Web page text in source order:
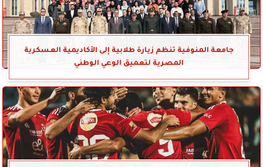
جامعة المنوفية تنظم زيارة طلابية إلى الأكاديمية العسكرية
المصرية لتعميق الوعي الوطني